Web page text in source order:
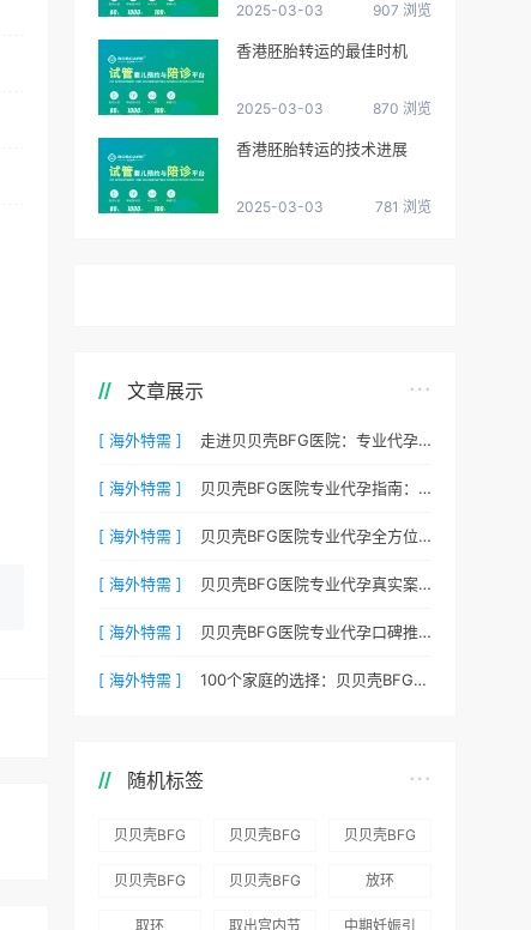
2025-03-03 907 浏览
香港胚胎转运的最佳时机
2025-03-03 870 浏览
香港胚胎转运的技术进展
2025-03-03 781 浏览
文章展示
[ 海外特需 ] 走进贝贝壳BFG医院：专业代孕的实验室环境与操作流程
[ 海外特需 ] 贝贝壳BFG医院专业代孕指南：如何提高代孕试管的成功率？
[ 海外特需 ] 贝贝壳BFG医院专业代孕全方位质控，科学管理生育每一步
[ 海外特需 ] 贝贝壳BFG医院专业代孕真实案例：他们是如何在这里圆梦的
[ 海外特需 ] 贝贝壳BFG医院专业代孕口碑推荐：听听老客户的真实评价
[ 海外特需 ] 100个家庭的选择：贝贝壳BFG医院专业代孕成功案例分享
随机标签
贝贝壳BFG
贝贝壳BFG
贝贝壳BFG
贝贝壳BFG
贝贝壳BFG
放环
取环
取出宫内节
中期妊娠引